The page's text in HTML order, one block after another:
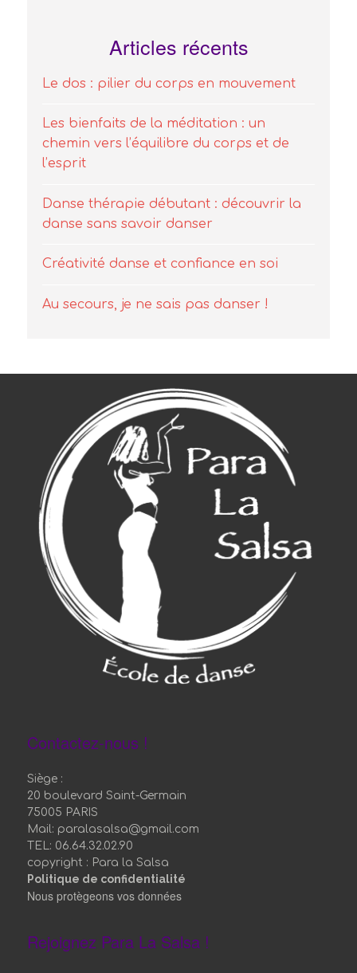
Les bienfaits de la méditation : un
l’esprit
Danse thérapie débutant : découvrir la
danse sans savoir danser
Au secours, je ne sais pas danser !
Contactez-nous !
Mail: paralasalsa@gmail.com
copyright : Para la Salsa
Politique de confidentialité
Nous protègeons vos données
Rejoignez Para La Salsa !
Bienvenue à vous !
Nos salles